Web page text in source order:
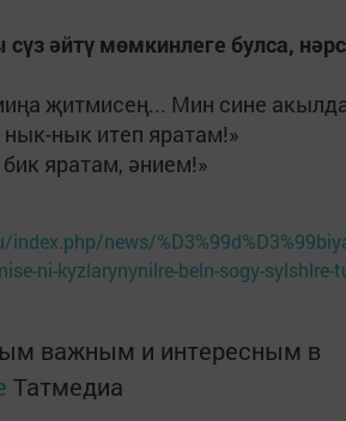
сүз әйтү мөмкинлеге булса,
җитмисең... Мин сине
нык итеп яратам!»
яратам, әнием!»
news/
ni-kyzlarynynilre-beln-sogy-sylshlre-
важным и интересным в
Татмедиа